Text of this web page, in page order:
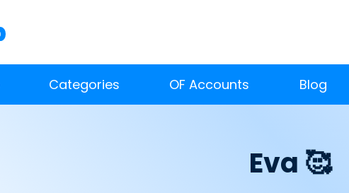
Categories OF Accounts Blog
Eva 🥰